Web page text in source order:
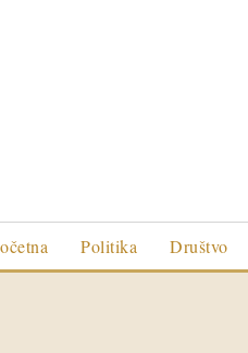
Politika Društvo